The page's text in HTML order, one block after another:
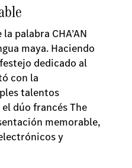
palabra CHA’AN
maya. Haciendo
dedicado al
con la
talentos
dúo francés The
memorable,
y